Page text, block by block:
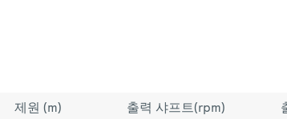
제원 (m)
출력 샤프트(rpm)